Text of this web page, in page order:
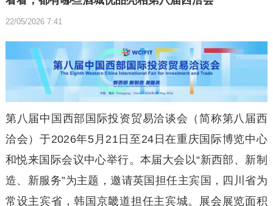
22/05/2026 7:41
第八届中国西部国际投资贸易洽谈会（简称第八届西
洽会）于2026年5月21日至24日在重庆国际博览中心
和悦来国际会议中心举行。本届大会以“新西部、新制
造、新服务”为主题，邀请英国担任主宾国，四川省为
常设主宾省，韩国京畿道担任主宾城。展会展览面积